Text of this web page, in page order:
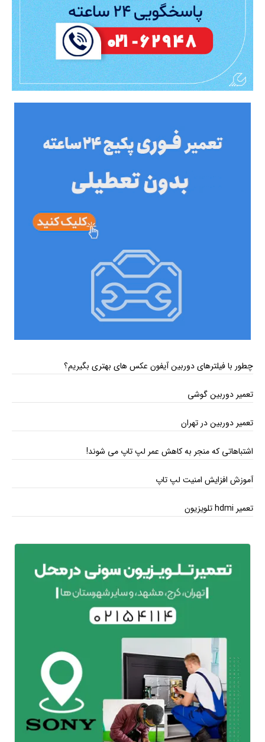
چطور با فیلترهای دوربین آیفون عکس‌ های بهتری بگیریم؟
تعمیر دوربین گوشی
تعمیر دوربین در تهران
اشتباهاتی که منجر به کاهش عمر لپ تاپ می ‌شوند!
آموزش افزایش امنیت لپ تاپ
تعمیر hdmi تلویزیون